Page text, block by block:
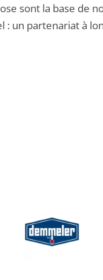
sont la base de
: un partenariat à